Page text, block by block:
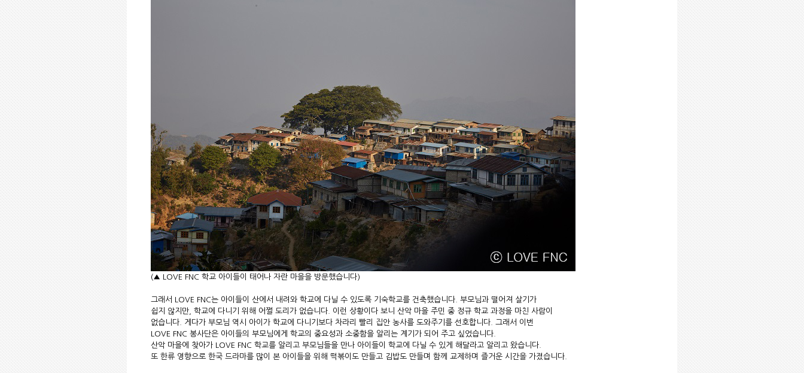
(▲ LOVE FNC 학교 아이들이 태어나 자란 마을을 방문했습니다)
그래서 LOVE FNC는 아이들이 산에서 내려와 학교에 다닐 수 있도록 기숙학교를 건축했습니다. 부모님과 떨어져 살기가
쉽지 않지만, 학교에 다니기 위해 어쩔 도리가 없습니다. 이런 상황이다 보니 산악 마을 주민 중 정규 학교 과정을 마친 사람이
없습니다. 게다가 부모님 역시 아이가 학교에 다니기보다 차라리 빨리 집안 농사를 도와주기를 선호합니다. 그래서 이번
LOVE FNC 봉사단은 아이들의 부모님에게 학교의 중요성과 소중함을 알리는 계기가 되어 주고 싶었습니다.
산악 마을에 찾아가 LOVE FNC 학교를 알리고 부모님들을 만나 아이들이 학교에 다닐 수 있게 해달라고 알리고 왔습니다.
또 한류 영향으로 한국 드라마를 많이 본 아이들을 위해 떡볶이도 만들고 김밥도 만들며 함께 교제하며 즐거운 시간을 가졌습니다.